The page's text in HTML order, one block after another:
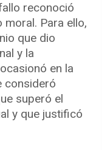
reconoció
moral. Para ello,
que dio
y la
en la
consideró
superó el
y que justificó